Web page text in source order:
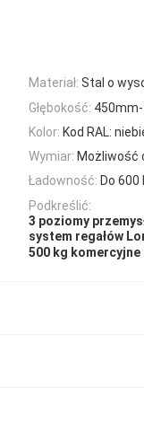
Materiał: Stal o
Głębokość:
Kolor: Kod RAL:
Wymiar: Możliwość
Ładowność: Do 600
Podkreślić:
3 poziomy
system regałów
500 kg komercyjne